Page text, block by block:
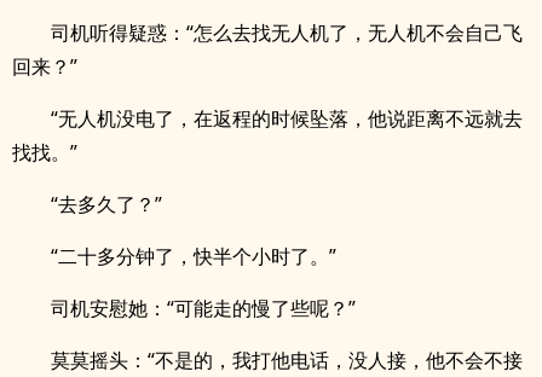
司机听得疑惑：“怎么去找无人机了，无人机不会自己飞
回来？”
“无人机没电了，在返程的时候坠落，他说距离不远就去
找找。”
“去多久了？”
“二十多分钟了，快半个小时了。”
司机安慰她：“可能走的慢了些呢？”
莫莫摇头：“不是的，我打他电话，没人接，他不会不接